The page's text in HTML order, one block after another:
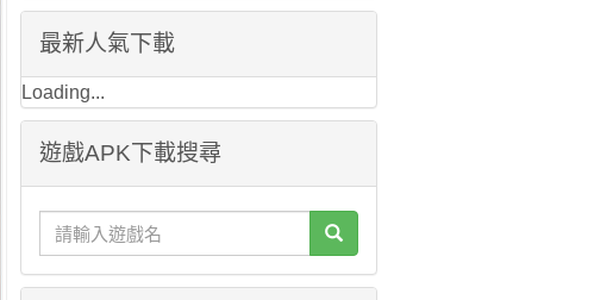
最新人氣下載
Loading...
遊戲APK下載搜尋